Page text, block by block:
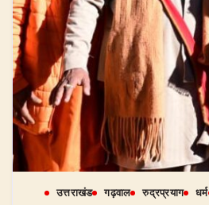
उत्तराखंड गढ़वाल रुद्रप्रयाग धर्म